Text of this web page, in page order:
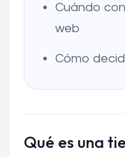
Cuándo
web
Cómo
Qué es una